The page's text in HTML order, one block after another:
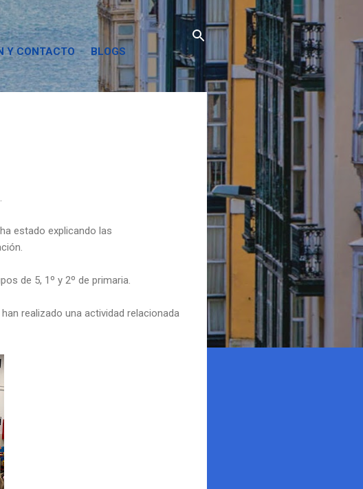
Y CONTACTO BLOGS
estado explicando las
de 5, 1º y 2º de primaria.
realizado una actividad relacionada